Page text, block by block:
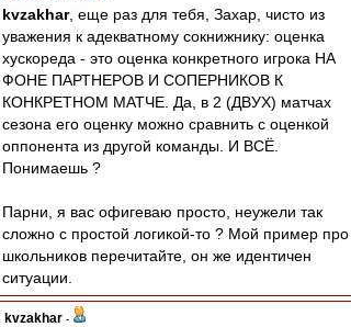
kvzakhar, еще раз для тебя, Захар, чисто из
уважения к адекватному сокнижнику: оценка
хускореда - это оценка конкретного игрока НА
ФОНЕ ПАРТНЕРОВ И СОПЕРНИКОВ К
КОНКРЕТНОМ МАТЧЕ. Да, в 2 (ДВУХ) матчах
сезона его оценку можно сравнить с оценкой
оппонента из другой команды. И ВСЁ.
Понимаешь ?
Парни, я вас офигеваю просто, неужели так
сложно с простой логикой-то ? Мой пример про
школьников перечитайте, он же идентичен
ситуации.
kvzakhar -